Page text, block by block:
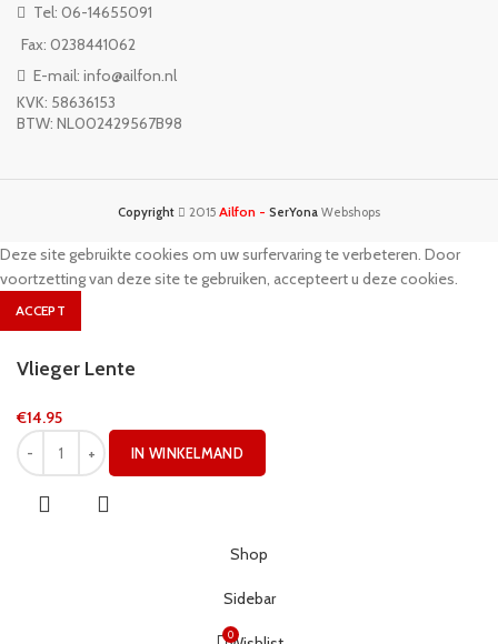
Tel: 06-14655091
Fax: 0238441062
E-mail: info@ailfon.nl
KVK: 58636153
BTW: NL002429567B98
Copyright 2015 Ailfon - SerYona Webshops
Deze site gebruikte cookies om uw surfervaring te verbeteren. Door
voortzetting van deze site te gebruiken, accepteert u deze cookies.
ACCEPT
Vlieger Lente
€14.95
IN WINKELMAND
Shop
Sidebar
0